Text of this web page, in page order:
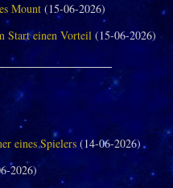
Mount(15-06-2026)
Start einen Vorteil(15-06-2026)
eines Spielers(14-06-2026)
2026)